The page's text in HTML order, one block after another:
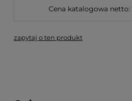
Cena katalogowa netto:
zapytaj o ten produkt